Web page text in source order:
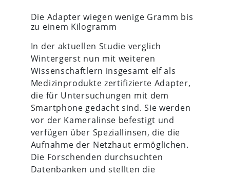
Die Adapter wiegen wenige Gramm bis
zu einem Kilogramm
In der aktuellen Studie verglich
Wintergerst nun mit weiteren
Wissenschaftlern insgesamt elf als
Medizinprodukte zertifizierte Adapter,
die für Untersuchungen mit dem
Smartphone gedacht sind. Sie werden
vor der Kameralinse befestigt und
verfügen über Speziallinsen, die die
Aufnahme der Netzhaut ermöglichen.
Die Forschenden durchsuchten
Datenbanken und stellten die